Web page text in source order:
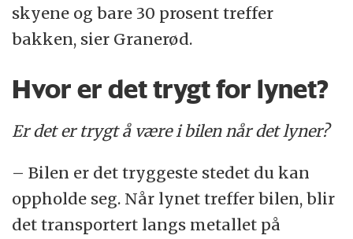
skyene og bare 30 prosent treffer
bakken, sier Granerød.
Hvor er det trygt for lynet?
Er det er trygt å være i bilen når det lyner?
– Bilen er det tryggeste stedet du kan
oppholde seg. Når lynet treffer bilen, blir
det transportert langs metallet på